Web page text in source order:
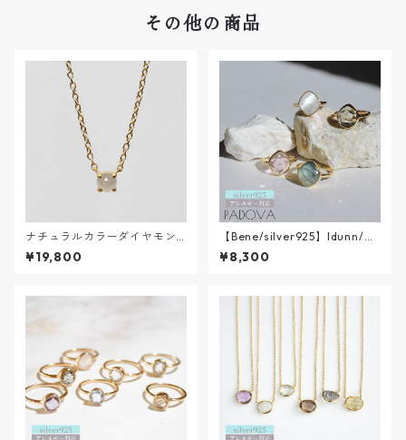
その他の商品
ナチュラルカラーダイヤモン
ドNECKLACE【K18VERMEI
L】
¥19,800
【Bene/silver925】Idunn/イ
ズン
¥8,300